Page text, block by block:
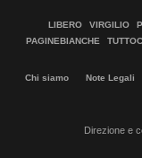
LIBERO VIRGILIO
PAGINEBIANCHE
Chi siamo Note Legali
Direzione e